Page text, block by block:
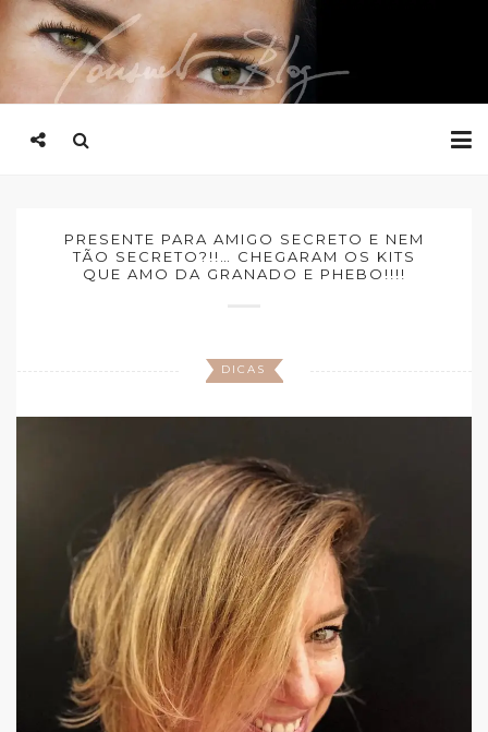
PRESENTE PARA AMIGO SECRETO E NEM
TÃO SECRETO?!!… CHEGARAM OS KITS
QUE AMO DA GRANADO E PHEBO!!!!
DICAS